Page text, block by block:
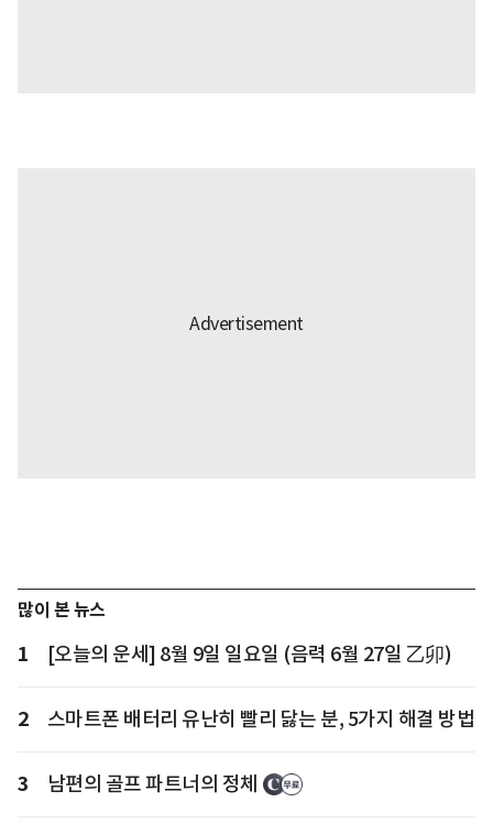
많이 본 뉴스
1 [오늘의 운세] 8월 9일 일요일 (음력 6월 27일 乙卯)
2 스마트폰 배터리 유난히 빨리 닳는 분, 5가지 해결 방법
3 남편의 골프 파트너의 정체